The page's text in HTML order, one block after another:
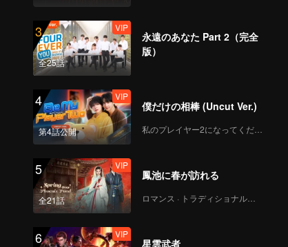
3
全25話
VIP
永遠のあなた Part 2（完全
版）
4
第4話公開
VIP
僕だけの相棒 (Uncut Ver.)
私のプレイヤー2になってください
5
全21話
VIP
鳳池に春が訪れる
ロマンス · トラディショナル・コスチューム
6 VIP
星雲武者